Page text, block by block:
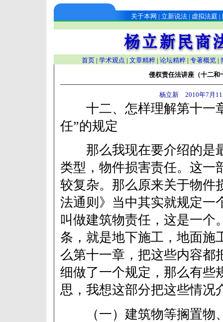
关于本网 | 立新说法 | 虚拟法庭 |
首页 | 学术观点 | 文章精粹| 论坛精粹| 专著概览|
侵权责任法讲座（十二和
杨立新 2010年7月
十二、怎样理解第十一
任”的规定
那么我现在要介绍的是
类型，物件损害责任。这一
较复杂。那么原来关于物件
法通则》当中其实就规定一
叫做建筑物责任，这是一个
条，就是地下施工，地面施
么第十一章，把这些内容都
细做了一个规定，那么有些
思，我想这部分把这些情况
（一）建筑物等搁置物